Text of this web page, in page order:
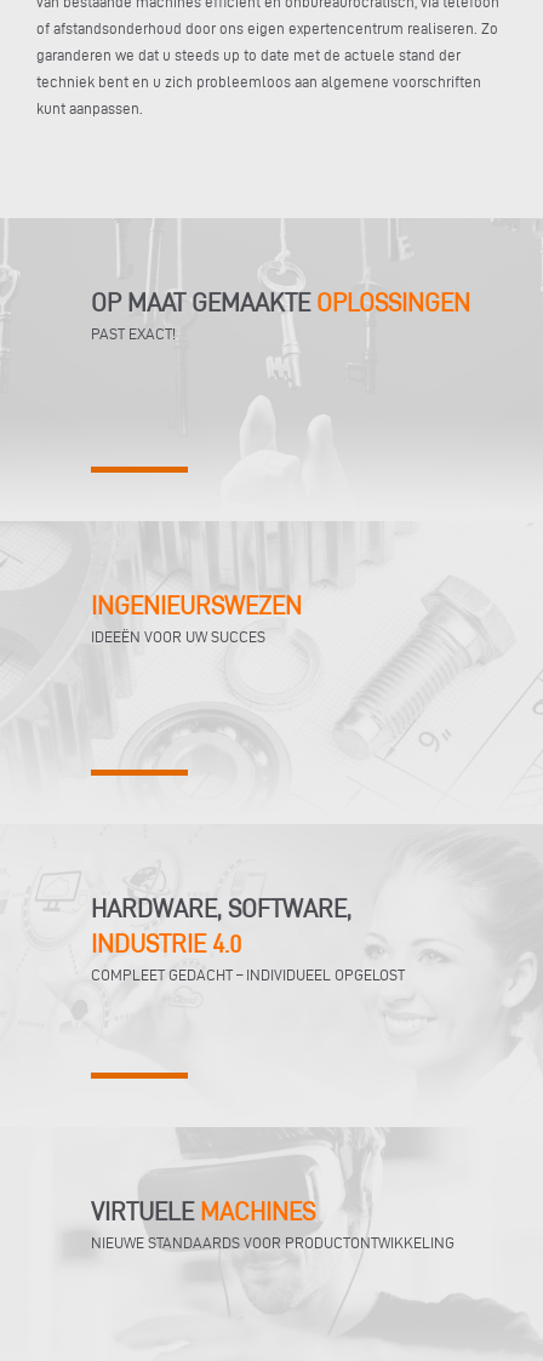
of afstandsonderhoud door ons eigen expertencentrum realiseren. Zo
garanderen we dat u steeds up to date met de actuele stand der
techniek bent en u zich probleemloos aan algemene voorschriften
kunt aanpassen.
OP MAAT GEMAAKTE OPLOSSINGEN
PAST EXACT!
INGENIEURSWEZEN
IDEEËN VOOR UW SUCCES
HARDWARE, SOFTWARE,
INDUSTRIE 4.0
COMPLEET GEDACHT – INDIVIDUEEL OPGELOST
VIRTUELE MACHINES
NIEUWE STANDAARDS VOOR PRODUCTONTWIKKELING